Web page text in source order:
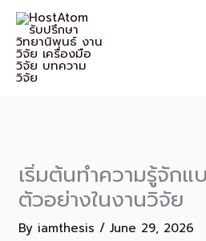
Skip
content
เริ่มต้นทำความรู้จัก
ตัวอย่างในงานวิจัย
By iamthesis/June 29, 2026